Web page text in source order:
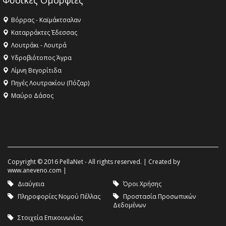
Βόρρας - Καϊμάκτσαλαν
Καταρράκτες Έδεσσας
Λουτράκι - Λουτρά
Υδροβιότοπος Άγρα
Λίμνη Βεγορίτιδα
Πηγές Λουτρακίου (Πόζαρ)
Μαύρο Δάσος
Copyright © 2016 PellaNet - All rights reserved. | Created by
www.aneveno.com |
Διαύγεια
Όροι Χρήσης
Πληροφορίες Νομού Πέλλας
Προστασία Προσωπικών
Δεδομένων
Στοιχεία Επικοινωνίας